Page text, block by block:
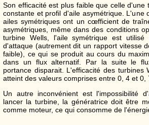
Son efficacité est plus faible que celle d'une
constante et profil d'aile asymétrique. L'une
ailes symétriques ont un cœfficient de
asymétriques, même dans des conditions
turbine Wells, l'aile symétrique est
d'attaque (autrement dit un rapport vitesse
faible), ce qui se produit au cours du
dans un flux alternatif. Par la suite le
portance disparait. L'efficacité des turbines
atteint des valeurs comprises entre 0, 4 et 0,
Un autre inconvénient est l'impossibilité
lancer la turbine, la génératrice doit être
comme moteur, ce qui consomme de